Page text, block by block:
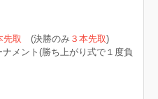
先取 (決勝のみ ３本先取)
メント(勝ち上がり式で１度負